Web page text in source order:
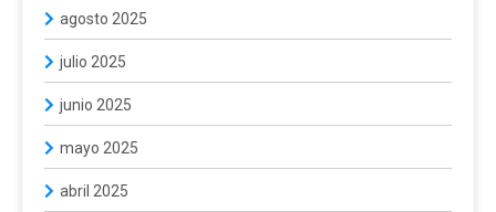
agosto 2025
julio 2025
junio 2025
mayo 2025
abril 2025